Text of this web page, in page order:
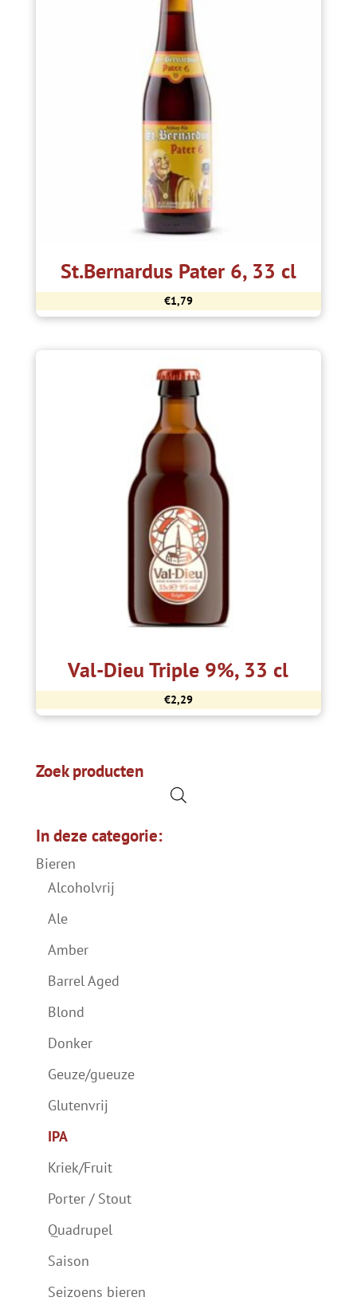
St.Bernardus Pater 6, 33 cl
€1,79
Val-Dieu Triple 9%, 33 cl
€2,29
Zoek producten
In deze categorie:
Bieren
Alcoholvrij
Ale
Amber
Barrel Aged
Blond
Donker
Geuze/gueuze
Glutenvrij
IPA
Kriek/Fruit
Porter / Stout
Quadrupel
Saison
Seizoens bieren